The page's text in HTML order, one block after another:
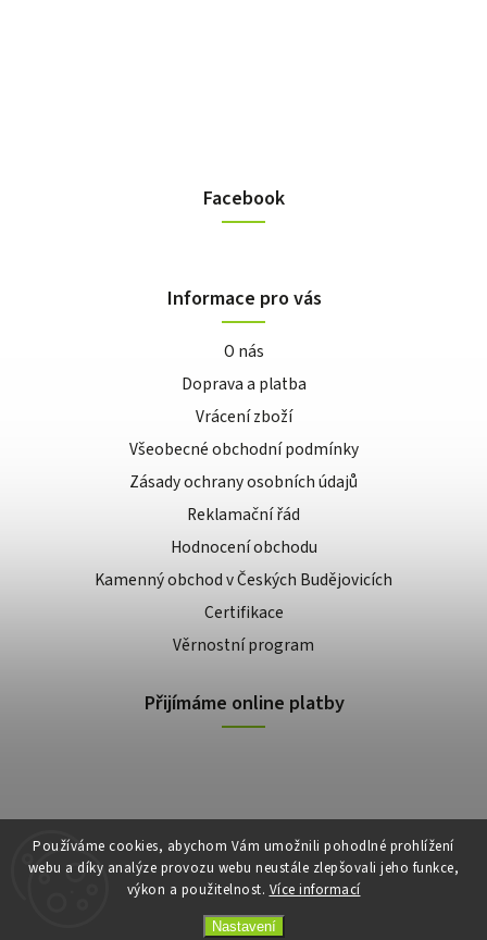
Používáme cookies, abychom Vám umožnili pohodlné prohlížení
webu a díky analýze provozu webu neustále zlepšovali jeho funkce,
výkon a použitelnost. Více informací
Nastavení
Facebook
Informace pro vás
O nás
Doprava a platba
Vrácení zboží
Všeobecné obchodní podmínky
Zásady ochrany osobních údajů
Reklamační řád
Hodnocení obchodu
Kamenný obchod v Českých Budějovicích
Certifikace
Věrnostní program
Přijímáme online platby
Copyright 2026E-shop Slunečnice. Všechna práva vyhrazena.
VytvořilShoptet| Design